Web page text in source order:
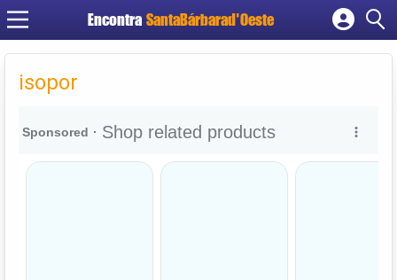
Encontra SantaBárbarad'Oeste
Cadastrar empresa
isopor